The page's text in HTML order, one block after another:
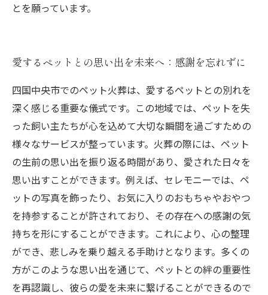
とを願っています。
愛するペットとの思い出を未来へ：感謝を忘れずに
四国中央市でのペット火葬は、愛するペットとの別れを
深く感じる重要な儀式です。この地域では、ペットを失
った飼い主たちが心を込めて大切な瞬間を過ごすための
様々なサービスが整っています。火葬の際には、ペット
の生前の思い出を振り返る時間があり、愛された日々を
思い出すことができます。例えば、セレモニーでは、ペ
ットの写真を飾ったり、お気に入りのおもちゃやおやつ
を持参することが許されており、その存在への感謝の気
持ちを形にすることができます。これにより、心の整理
ができ、悲しみを乗り越える手助けとなります。多くの
方がこのような思い出を通じて、ペットとの絆の重要性
を再認識し、彼らの愛を未来に繋げることができるので